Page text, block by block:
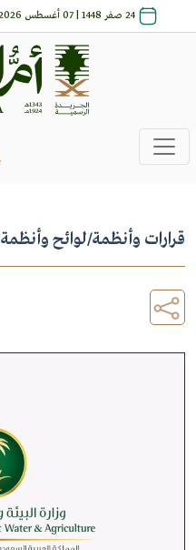
24 صفر 1448 | 07 أغسطس 2026
قرارات وأنظمة/لوائح وأنظمة